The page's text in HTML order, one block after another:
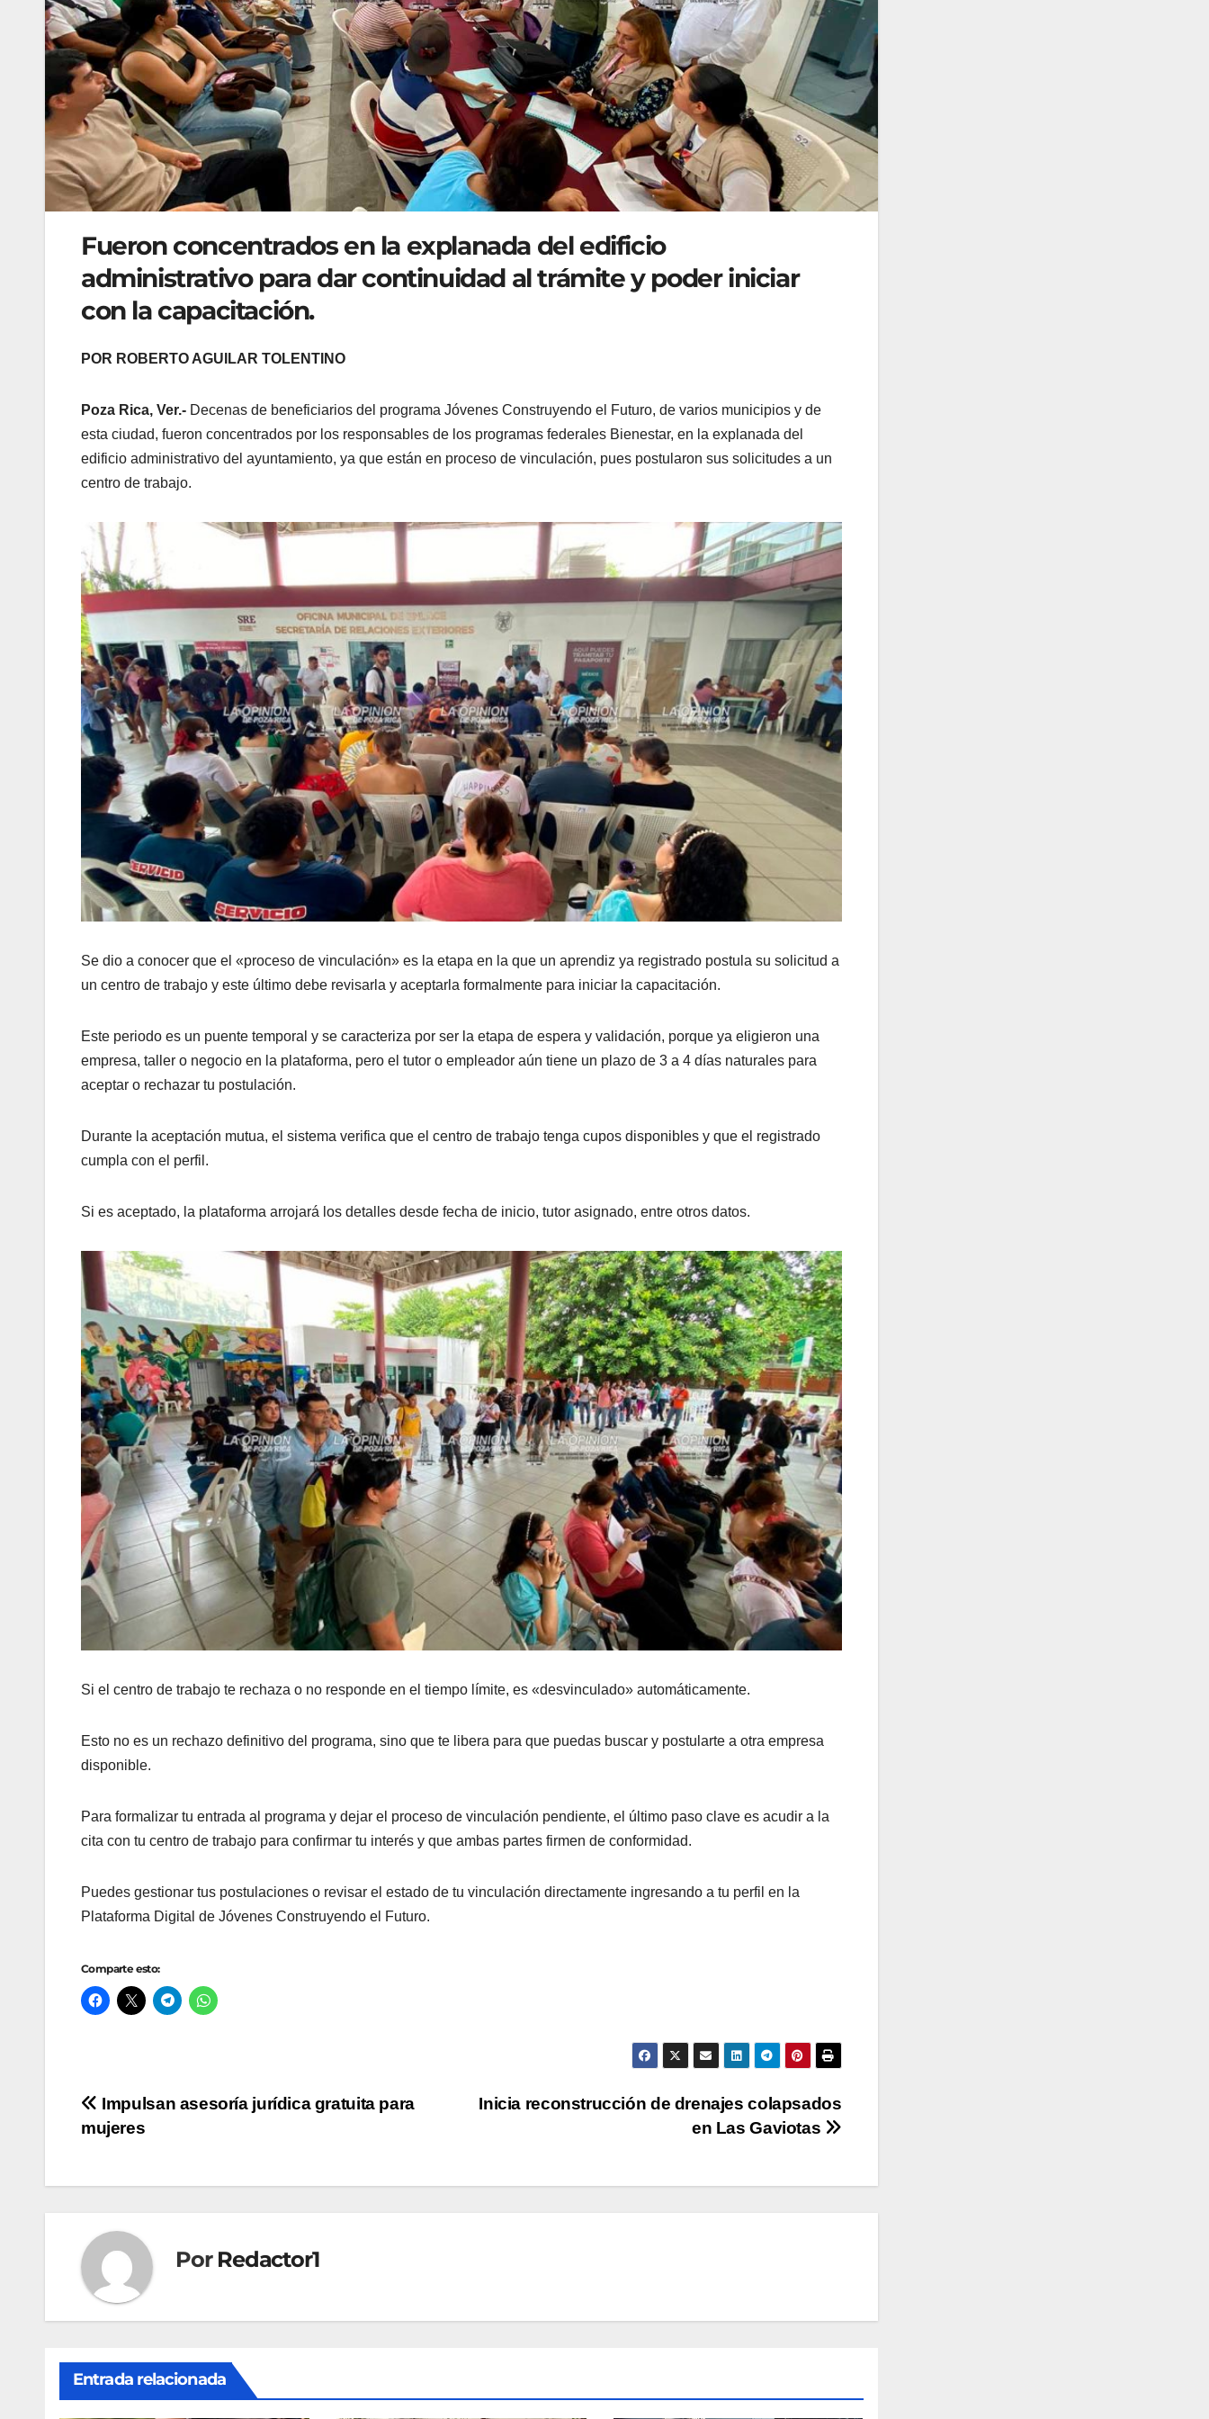
Fueron concentrados en la explanada del edificio
administrativo para dar continuidad al trámite y poder iniciar
con la capacitación.
POR ROBERTO AGUILAR TOLENTINO
Poza Rica, Ver.- Decenas de beneficiarios del programa Jóvenes Construyendo el Futuro, de varios municipios y de
esta ciudad, fueron concentrados por los responsables de los programas federales Bienestar, en la explanada del
edificio administrativo del ayuntamiento, ya que están en proceso de vinculación, pues postularon sus solicitudes a un
centro de trabajo.
Se dio a conocer que el «proceso de vinculación» es la etapa en la que un aprendiz ya registrado postula su solicitud a
un centro de trabajo y este último debe revisarla y aceptarla formalmente para iniciar la capacitación.
Este periodo es un puente temporal y se caracteriza por ser la etapa de espera y validación, porque ya eligieron una
empresa, taller o negocio en la plataforma, pero el tutor o empleador aún tiene un plazo de 3 a 4 días naturales para
aceptar o rechazar tu postulación.
Durante la aceptación mutua, el sistema verifica que el centro de trabajo tenga cupos disponibles y que el registrado
cumpla con el perfil.
Si es aceptado, la plataforma arrojará los detalles desde fecha de inicio, tutor asignado, entre otros datos.
Si el centro de trabajo te rechaza o no responde en el tiempo límite, es «desvinculado» automáticamente.
Esto no es un rechazo definitivo del programa, sino que te libera para que puedas buscar y postularte a otra empresa
disponible.
Para formalizar tu entrada al programa y dejar el proceso de vinculación pendiente, el último paso clave es acudir a la
cita con tu centro de trabajo para confirmar tu interés y que ambas partes firmen de conformidad.
Puedes gestionar tus postulaciones o revisar el estado de tu vinculación directamente ingresando a tu perfil en la
Plataforma Digital de Jóvenes Construyendo el Futuro.
Comparte esto:
Navegación
de
entradas
Inicia reconstrucción de drenajes colapsados
en Las Gaviotas
Impulsan asesoría jurídica gratuita para
mujeres
Por Redactor1
Entrada relacionada